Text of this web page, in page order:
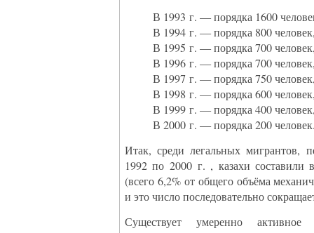
В 1993 г. — порядка 1600
В 1994 г. — порядка 800
В 1995 г. — порядка 700
В 1996 г. — порядка 700
В 1997 г. — порядка 750
В 1998 г. — порядка 600
В 1999 г. — порядка 400
В 2000 г. — порядка 200
Итак, среди легальных мигрантов,
1992 по 2000 г. , казахи составили
(всего 6,2% от общего объёма
и это число последовательно
Существует умеренно активное